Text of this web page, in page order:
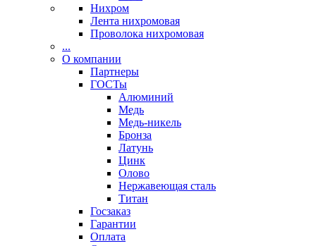
Нихром
Лента нихромовая
Проволока нихромовая
...
О компании
Партнеры
ГОСТы
Алюминий
Медь
Медь-никель
Бронза
Латунь
Цинк
Олово
Нержавеющая сталь
Титан
Госзаказ
Гарантии
Оплата